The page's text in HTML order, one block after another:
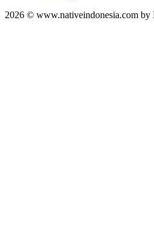
2026 © www.nativeindonesia.com by